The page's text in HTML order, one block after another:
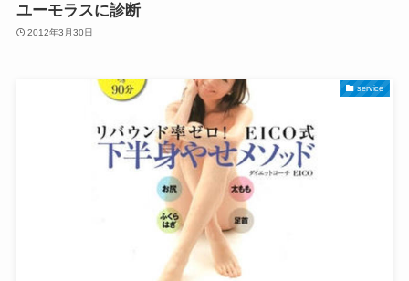
ユーモラスに診断
2012年3月30日
service